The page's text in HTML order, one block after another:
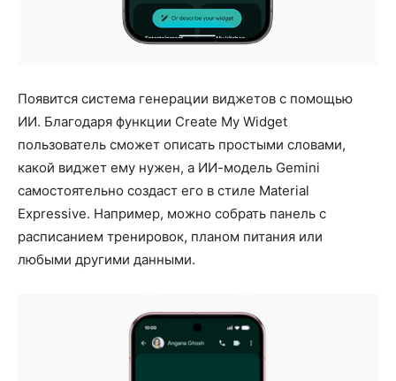
Появится система генерации виджетов с помощью
ИИ. Благодаря функции Create My Widget
пользователь сможет описать простыми словами,
какой виджет ему нужен, а ИИ-модель Gemini
самостоятельно создаст его в стиле Material
Expressive. Например, можно собрать панель с
расписанием тренировок, планом питания или
любыми другими данными.